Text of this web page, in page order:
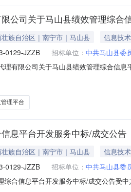
公司关于马山县绩效管理综
壮族自治区｜南宁市｜马山县
信息技术
0129-JZZB 招标单位： 中共马山县委
理有限公司关于马山县绩效管理综合信
撑软件开发服务采购单位中共马山县委
理平台
息平台开发服务中标/成交公告
壮族自治区｜南宁市｜马山县
信息技术
0129-JZZB 招标单位： 中共马山县委
综合信息平台开发服务中标/成交公告受